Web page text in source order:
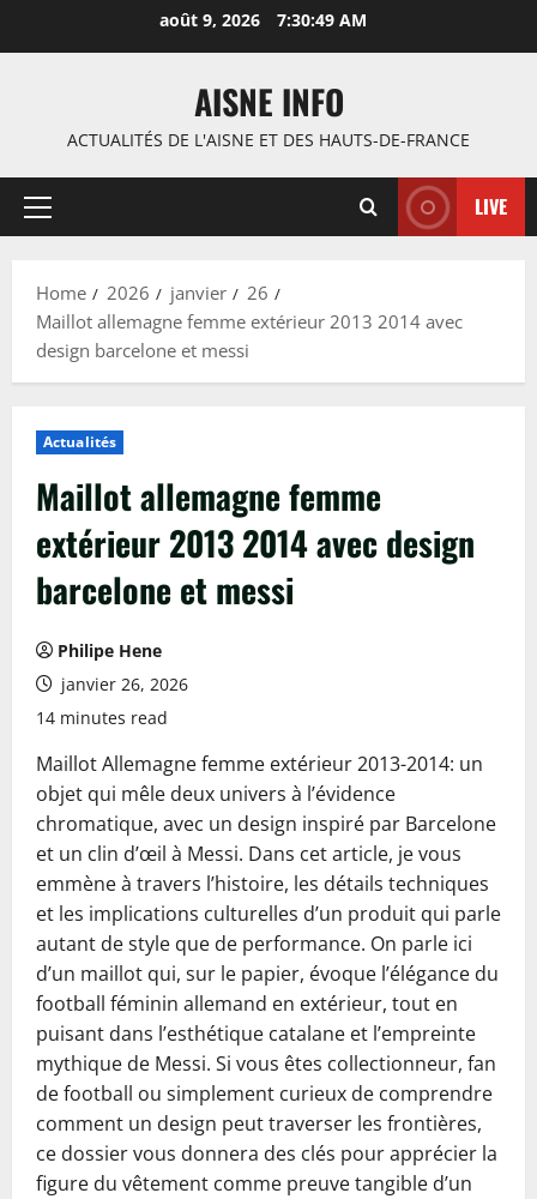
août 9, 2026 7:30:50 AM
AISNE INFO
ACTUALITÉS DE L'AISNE ET DES HAUTS-DE-FRANCE
Primary
LIVE
Home 2026 janvier
26
Maillot allemagne femme extérieur 2013 2014 avec
design barcelone et messi
Actualités
Maillot allemagne femme
extérieur 2013 2014 avec design
barcelone et messi
Philipe Hene
janvier 26, 2026
14 minutes read
Maillot Allemagne femme extérieur 2013-2014: un
objet qui mêle deux univers à l’évidence
chromatique, avec un design inspiré par Barcelone
et un clin d’œil à Messi. Dans cet article, je vous
emmène à travers l’histoire, les détails techniques
et les implications culturelles d’un produit qui parle
autant de style que de performance. On parle ici
d’un maillot qui, sur le papier, évoque l’élégance du
football féminin allemand en extérieur, tout en
puisant dans l’esthétique catalane et l’empreinte
mythique de Messi. Si vous êtes collectionneur, fan
de football ou simplement curieux de comprendre
comment un design peut traverser les frontières,
ce dossier vous donnera des clés pour apprécier la
figure du vêtement comme preuve tangible d’un